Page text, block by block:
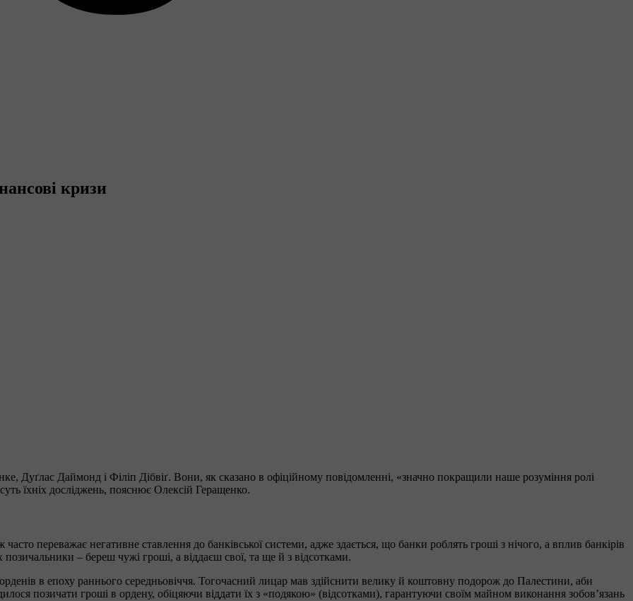
кризи
Дуґлас Даймонд і Філіп Дібвіґ. Вони, як сказано в офіційному повідомленні, «значно покращили наше розуміння ролі
їхніх досліджень, пояснює Олексій Геращенко.
переважає негативне ставлення до банківської системи, адже здається, що банки роблять гроші з нічого, а вплив банкірів
– береш чужі гроші, а віддаєш свої, та ще й з відсотками.
в епоху раннього середньовіччя. Тогочасний лицар мав здійснити велику й коштовну подорож до Палестини, аби
позичати гроші в ордену, обіцяючи віддати їх з «подякою» (відсотками), гарантуючи своїм майном виконання зобов’язань